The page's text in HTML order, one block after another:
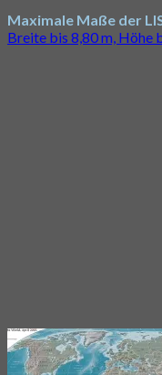
Maximale Maße der
Breite bis 8,80 m, Höhe